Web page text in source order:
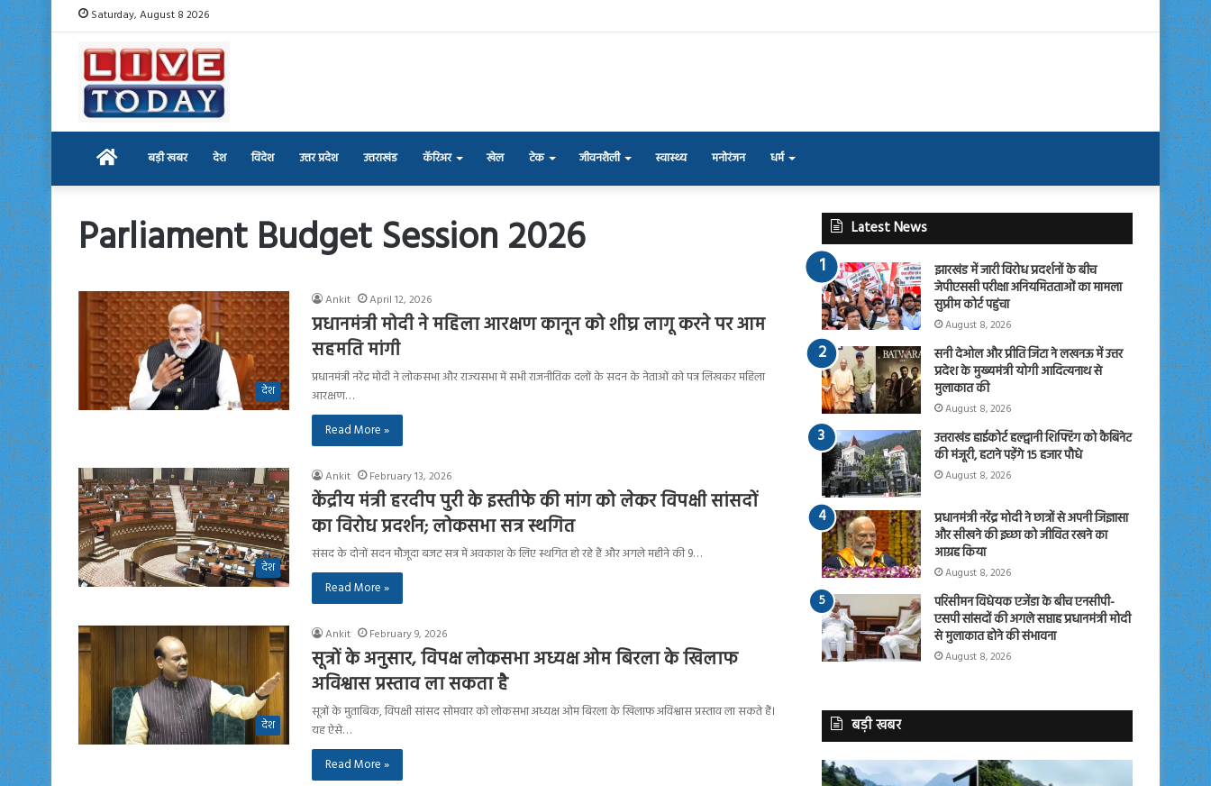
Saturday, August 8 2026
Home बड़ी खबर देश विदेश उत्तर प्रदेश उत्तराखंड कॅरिअर खेल टेक जीवनशैली स्वास्थ्य मनोरंजन धर्म
Parliament Budget Session 2026
देश
Ankit April 12, 2026
प्रधानमंत्री मोदी ने महिला आरक्षण कानून को शीघ्र लागू करने पर आम
सहमति मांगी
प्रधानमंत्री नरेंद्र मोदी ने लोकसभा और राज्यसभा में सभी राजनीतिक दलों के सदन के नेताओं को पत्र लिखकर महिला
आरक्षण…
Read More »
देश
Ankit February 13, 2026
केंद्रीय मंत्री हरदीप पुरी के इस्तीफे की मांग को लेकर विपक्षी सांसदों
का विरोध प्रदर्शन; लोकसभा सत्र स्थगित
संसद के दोनों सदन मौजूदा बजट सत्र में अवकाश के लिए स्थगित हो रहे हैं और अगले महीने की 9…
Read More »
देश
Ankit February 9, 2026
सूत्रों के अनुसार, विपक्ष लोकसभा अध्यक्ष ओम बिरला के खिलाफ
अविश्वास प्रस्ताव ला सकता है
सूत्रों के मुताबिक, विपक्षी सांसद सोमवार को लोकसभा अध्यक्ष ओम बिरला के खिलाफ अविश्वास प्रस्ताव ला सकते हैं।
यह ऐसे…
Read More »
Latest News
झारखंड में जारी विरोध प्रदर्शनों के बीच
जेपीएससी परीक्षा अनियमितताओं का मामला
सुप्रीम कोर्ट पहुंचा
August 8, 2026
सनी देओल और प्रीति जिंटा ने लखनऊ में उत्तर
प्रदेश के मुख्यमंत्री योगी आदित्यनाथ से
मुलाकात की
August 8, 2026
उत्तराखंड हाईकोर्ट हल्द्वानी शिफ्टिंग को कैबिनेट
की मंजूरी, हटाने पड़ेंगे 15 हजार पौधे
August 8, 2026
प्रधानमंत्री नरेंद्र मोदी ने छात्रों से अपनी जिज्ञासा
और सीखने की इच्छा को जीवित रखने का
आग्रह किया
August 8, 2026
परिसीमन विधेयक एजेंडा के बीच एनसीपी-
एसपी सांसदों की अगले सप्ताह प्रधानमंत्री मोदी
से मुलाकात होने की संभावना
August 8, 2026
बड़ी खबर